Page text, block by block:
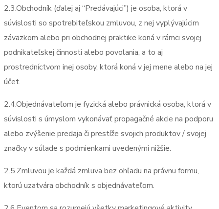
2.3.Obchodník (ďalej aj “Predávajúci”) je osoba, ktorá v
súvislosti so spotrebiteľskou zmluvou, z nej vyplývajúcim
záväzkom alebo pri obchodnej praktike koná v rámci svojej
podnikateľskej činnosti alebo povolania, a to aj
prostredníctvom inej osoby, ktorá koná v jej mene alebo na jej
účet.
2.4.Objednávateľom je fyzická alebo právnická osoba, ktorá v
súvislosti s úmyslom vykonávať propagačné akcie na podporu
alebo zvýšenie predaja či prestíže svojich produktov / svojej
značky v súlade s podmienkami uvedenými nižšie.
2.5.Zmluvou je každá zmluva bez ohľadu na právnu formu,
ktorú uzatvára obchodník s objednávateľom.